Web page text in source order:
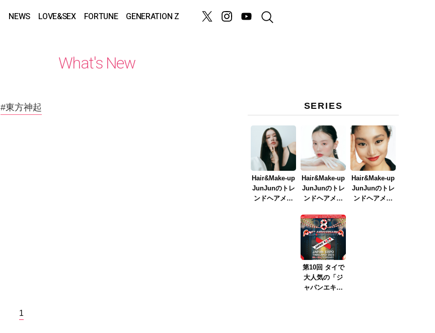
NEWS LOVE&SEX FORTUNE GENERATION Z
What's New
#東方神起
1
SERIES
Hair&Make-up
JunJunのトレ
ンドヘアメイ
Hair&Make-up
JunJunのトレ
ンドヘアメイ
イク
ver.2023』
Hair&Make-up
JunJunのトレ
ンドヘアメイ
第10回 タイで
大人気の「ジ
ャパンエキス